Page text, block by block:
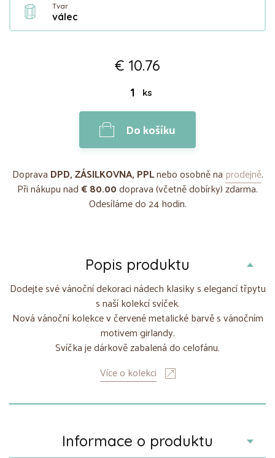
Tvar
válec
€ 10.76
ks
Do košíku
Doprava DPD, ZÁSILKOVNA, PPLnebo osobně na prodejně.
Při nákupu nad€ 80.00doprava (včetně dobírky) zdarma.
Odesíláme do 24 hodin.
Popis produktu
Dodejte své vánoční dekoraci nádech klasiky s elegancí třpytu
s naší kolekcí svíček.
Nová vánoční kolekce v červené metalické barvě s vánočním
motivem girlandy.
Svíčka je dárkově zabalená do celofánu.
Více o kolekci
Informace o produktu